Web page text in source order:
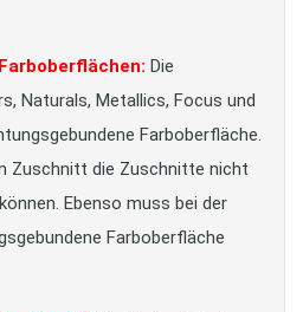
Die
Naturals, Metallics, Focus und
Farboberfläche.
Zuschnitt die Zuschnitte nicht
Ebenso muss bei der
Farboberfläche